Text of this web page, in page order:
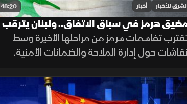
48:20 للأخبار أخبار
هرمز في سباق الاتفاق.. ولبنان يترقب
التهدئة
تفاهمات هرمز من مراحلها الأخيرة وسط
نقاشات حول إدارة الملاحة والضمانات الأمنية،
مع تحركات أميركية ومفاوضات لبنانية
تعكس استمرار اختبار فرص التهدئة في
المنطقة.